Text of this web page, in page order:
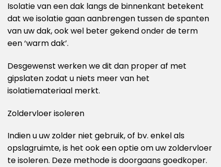
Isolatie van een dak langs de binnenkant betekent
dat we isolatie gaan aanbrengen tussen de spanten
van uw dak, ook wel beter gekend onder de term
een ‘warm dak’.
Desgewenst werken we dit dan proper af met
gipslaten zodat u niets meer van het
isolatiemateriaal merkt.
Zoldervloer isoleren
Indien u uw zolder niet gebruik, of bv. enkel als
opslagruimte, is het ook een optie om uw zoldervloer
te isoleren. Deze methode is doorgaans goedkoper.